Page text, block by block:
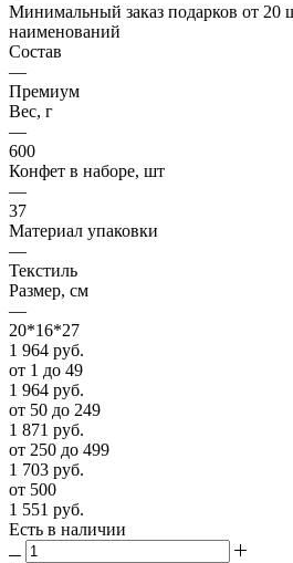
Минимальный заказ подарков от 20
наименований
Состав
—
Премиум
Вес, г
—
600
Конфет в наборе, шт
—
37
Материал упаковки
—
Текстиль
Размер, см
—
20*16*27
1 964 руб.
от 1 до 49
1 964 руб.
от 50 до 249
1 871 руб.
от 250 до 499
1 703 руб.
от 500
1 551 руб.
Есть в наличии